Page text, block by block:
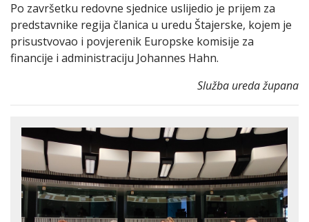
Po završetku redovne sjednice uslijedio je prijem za
predstavnike regija članica u uredu Štajerske, kojem je
prisustvovao i povjerenik Europske komisije za
financije i administraciju Johannes Hahn.
Služba ureda župana